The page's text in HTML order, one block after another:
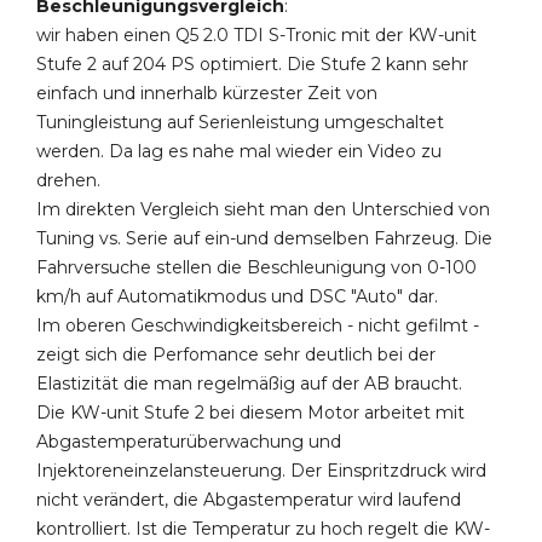
Beschleunigungsvergleich:
wir haben einen Q5 2.0 TDI S-Tronic mit der KW-unit
Stufe 2 auf 204 PS optimiert. Die Stufe 2 kann sehr
einfach und innerhalb kürzester Zeit von
Tuningleistung auf Serienleistung umgeschaltet
werden. Da lag es nahe mal wieder ein Video zu
drehen.
Im direkten Vergleich sieht man den Unterschied von
Tuning vs. Serie auf ein-und demselben Fahrzeug. Die
Fahrversuche stellen die Beschleunigung von 0-100
km/h auf Automatikmodus und DSC "Auto" dar.
Im oberen Geschwindigkeitsbereich - nicht gefilmt -
zeigt sich die Perfomance sehr deutlich bei der
Elastizität die man regelmäßig auf der AB braucht.
Die KW-unit Stufe 2 bei diesem Motor arbeitet mit
Abgastemperaturüberwachung und
Injektoreneinzelansteuerung. Der Einspritzdruck wird
nicht verändert, die Abgastemperatur wird laufend
kontrolliert. Ist die Temperatur zu hoch regelt die KW-